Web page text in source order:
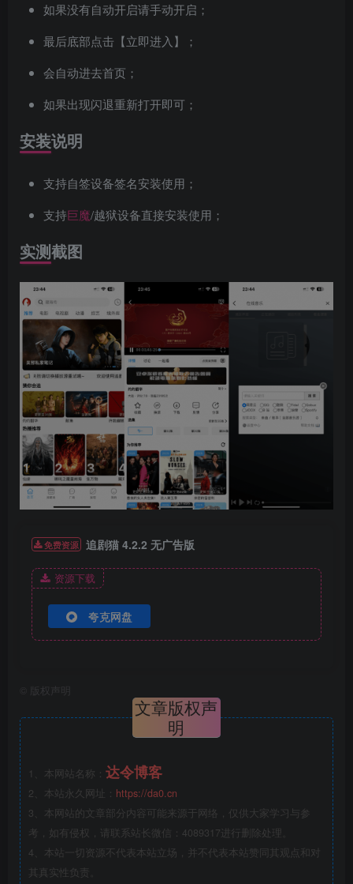
如果没有自动开启请手动开启；
最后底部点击【立即进入】；
会自动进去首页；
如果出现闪退重新打开即可；
安装说明
支持自签设备签名安装使用；
支持巨魔/越狱设备直接安装使用；
实测截图
免费资源 追剧猫 4.2.2 无广告版
资源下载
夸克网盘
版权声明
文章版权声
明
1、本网站名称： 达令博客
2、本站永久网址： https://da0.cn
3、本网站的文章部分内容可能来源于网络，仅供大家学习与参
考，如有侵权，请联系站长微信：4089317进行删除处理。
4、本站一切资源不代表本站立场，并不代表本站赞同其观点和对
其真实性负责。